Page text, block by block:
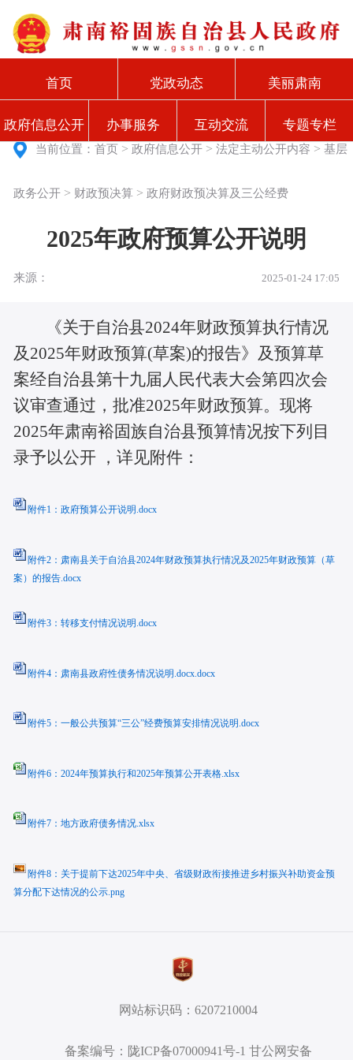
首页 党政动态 美丽肃南
政府信息公开 办事服务 互动交流 专题专栏
当前位置：首页 >政府信息公开 >法定主动公开内容 >基层
政务公开 > 财政预决算 >政府财政预决算及三公经费
2025年政府预算公开说明
来源： 2025-01-24 17:05
《关于自治县2024年财政预算执行情况
及2025年财政预算(草案)的报告》及预算草
案经自治县第十九届人民代表大会第四次会
议审查通过，批准2025年财政预算。现将
2025年肃南裕固族自治县预算情况按下列目
录予以公开 ，详见附件：
附件1：政府预算公开说明.docx
附件2：肃南县关于自治县2024年财政预算执行情况及2025年财政预算（草
案）的报告.docx
附件3：转移支付情况说明.docx
附件4：肃南县政府性债务情况说明.docx.docx
附件5：一般公共预算“三公”经费预算安排情况说明.docx
附件6：2024年预算执行和2025年预算公开表格.xlsx
附件7：地方政府债务情况.xlsx
附件8：关于提前下达2025年中央、省级财政衔接推进乡村振兴补助资金预
算分配下达情况的公示.png
网站标识码：6207210004
备案编号：陇ICP备07000941号-1 甘公网安备